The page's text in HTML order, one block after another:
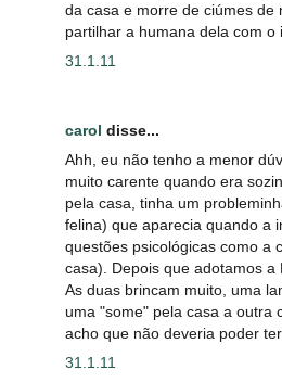
da casa e morre de ciúmes de
partilhar a humana dela com o
31.1.11
carol disse...
Ahh, eu não tenho a menor
muito carente quando era
pela casa, tinha um
felina) que aparecia quando a
questões psicológicas como a
casa). Depois que adotamos a
As duas brincam muito, uma
uma "some" pela casa a outra
acho que não deveria poder
31.1.11